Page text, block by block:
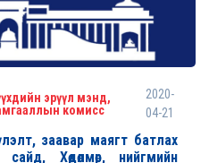
эрүүл мэнд,
комисс
2020-
04-21
заавар маягт батлах
Хөдөлмөр, нийгмийн